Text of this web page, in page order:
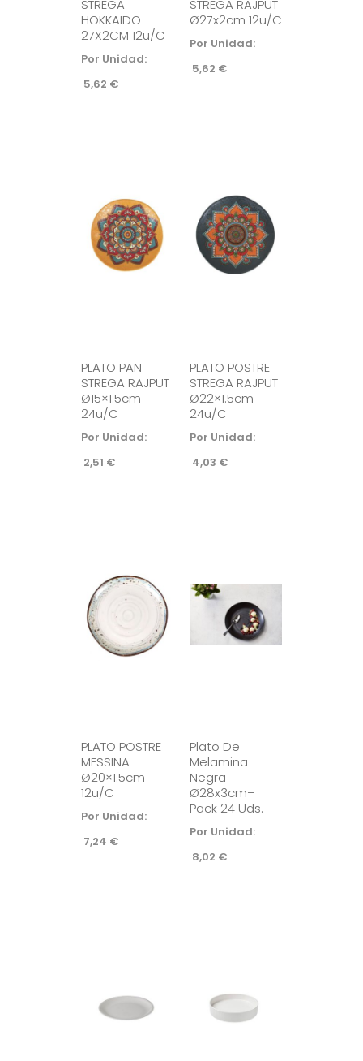
STREGA
HOKKAIDO
27X2CM 12u/c
Por Unidad:
5,62 €
STREGA RAJPUT
Ø27x2cm 12u/c
Por Unidad:
5,62 €
PLATO PAN
STREGA RAJPUT
Ø15×1.5cm
24u/c
Por Unidad:
2,51 €
PLATO POSTRE
STREGA RAJPUT
Ø22×1.5cm
24u/c
Por Unidad:
4,03 €
PLATO POSTRE
MESSINA
Ø20×1.5cm
12u/c
Por Unidad:
7,24 €
Plato De
Melamina
Negra
Ø28x3cm–
Pack 24 Uds.
Por Unidad:
8,02 €